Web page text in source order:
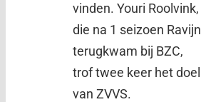
vinden. Youri Roolvink,
die na 1 seizoen Ravijn
terugkwam bij BZC,
trof twee keer het doel
van ZVVS.